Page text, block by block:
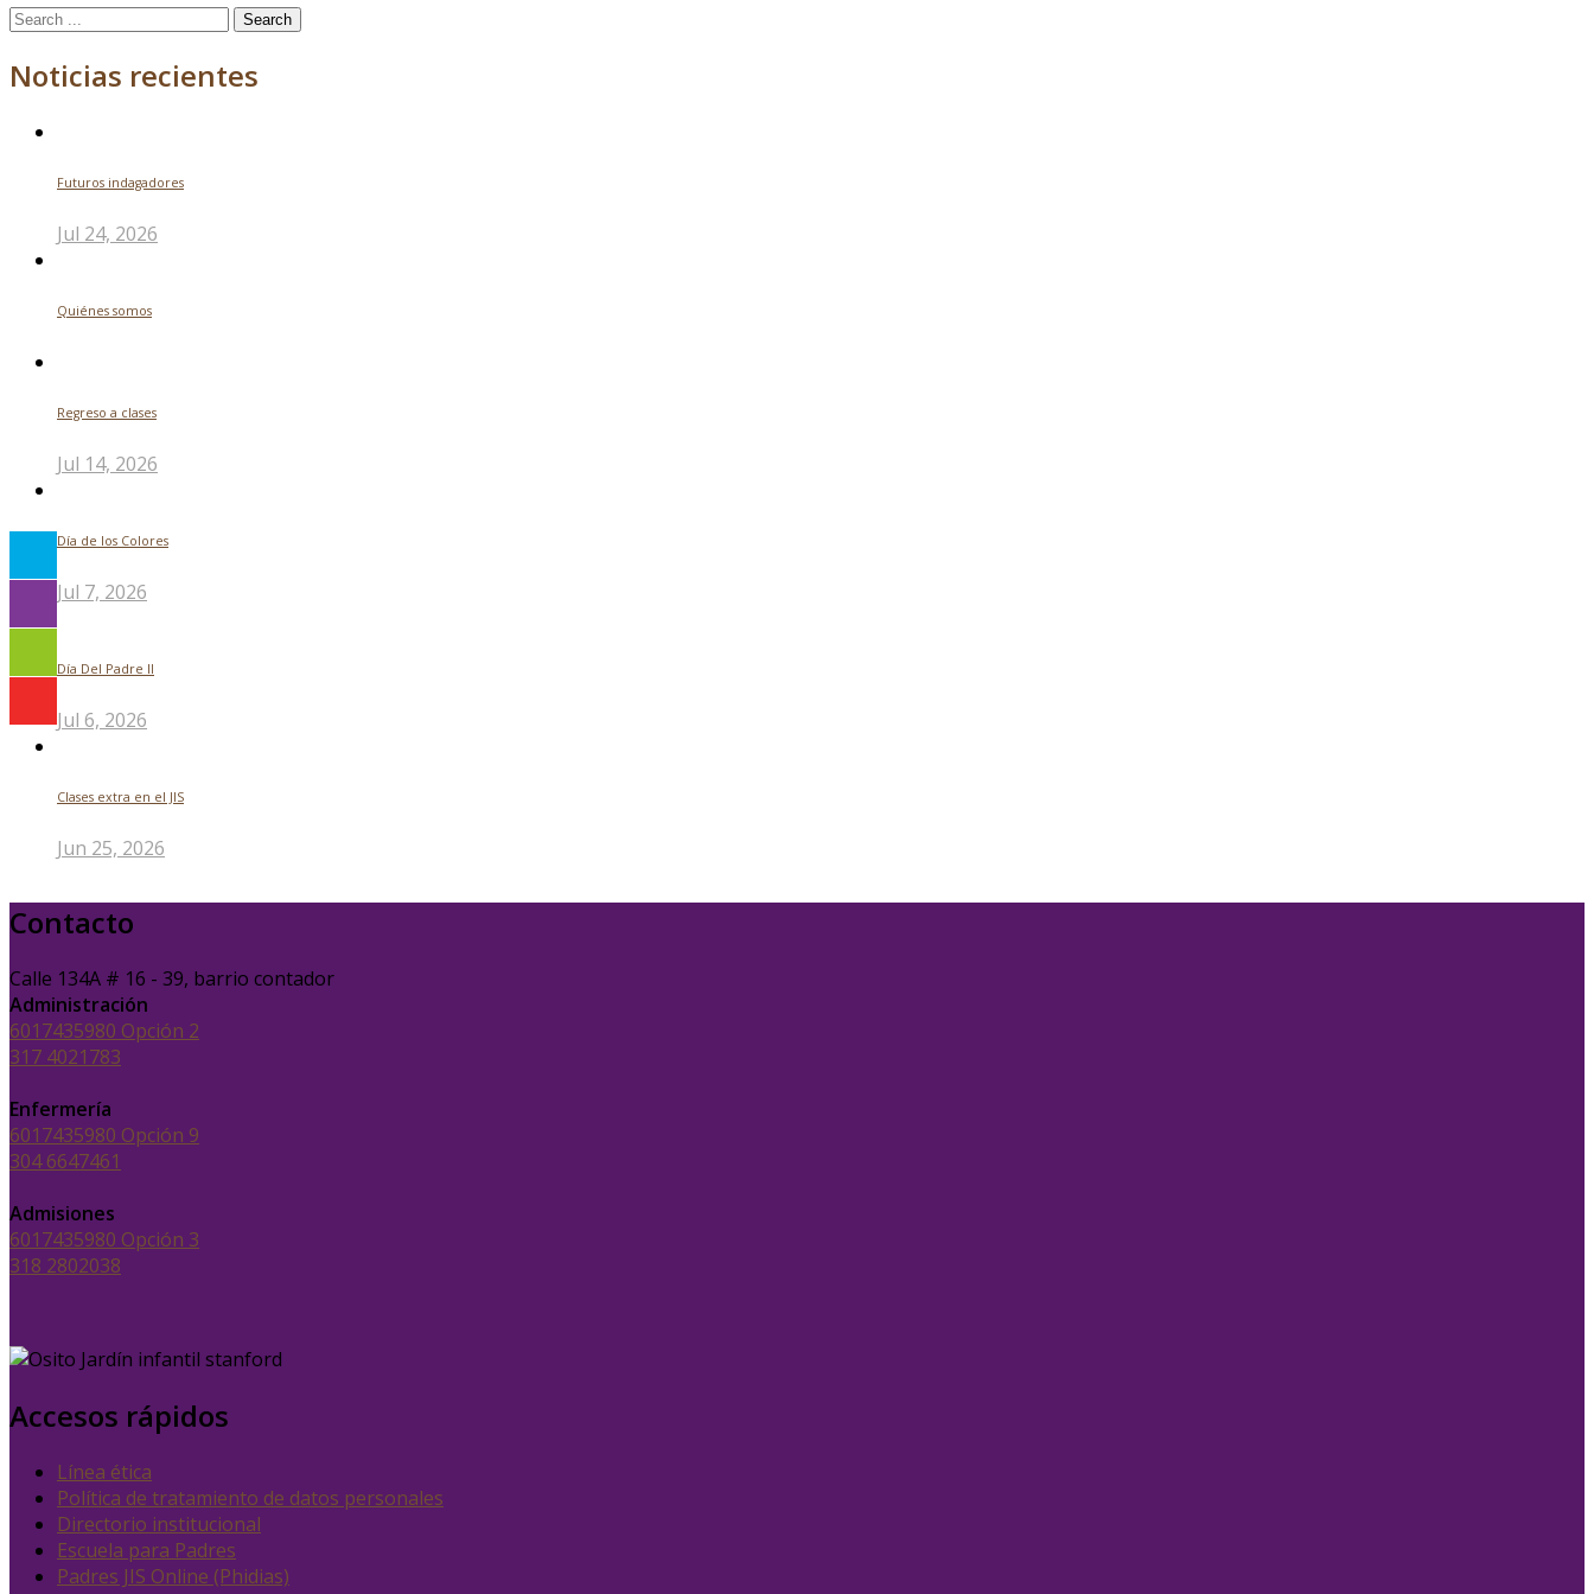
Search
Noticias recientes
Futuros indagadores
Jul 24, 2026
Quiénes somos
Regreso a clases
Jul 14, 2026
Día de los Colores
Jul 7, 2026
Día Del Padre ll
Jul 6, 2026
Clases extra en el JIS
Jun 25, 2026
Contacto
Calle 134A # 16 - 39, barrio contador
Administración
6017435980 Opción 2
317 4021783
Enfermería
6017435980 Opción 9
304 6647461
Admisiones
6017435980 Opción 3
318 2802038
Accesos rápidos
Línea ética
Política de tratamiento de datos personales
Directorio institucional
Escuela para Padres
Padres JIS Online (Phidias)